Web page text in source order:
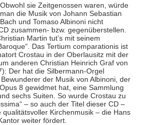
Obwohl sie Zeitgenossen waren, würde
man die Musik von Johann Sebastian
Bach und Tomaso Albinoni nicht
zusammen- bzw. gegenüberstellen.
Martin tut’s mit seinem
Das Tertium comparationis ist
Crostau in der Oberlausitz mit der
anderen Christian Heinrich Graf von
Der hat die Silbermann-Orgel
der Musik von Albinoni, der
8 gewidmet hat, eine Sammlung
sechs Suiten. So wurde Crostau zu
– so auch der Titel dieser CD –
qualitätsvoller Kirchenmusik – die Hans
weiter fördert.